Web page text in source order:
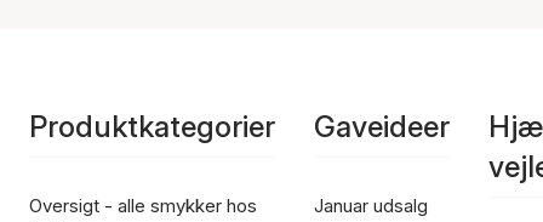
Produktkategorier
Oversigt - alle smykker hos
Gaveideer
Januar udsalg